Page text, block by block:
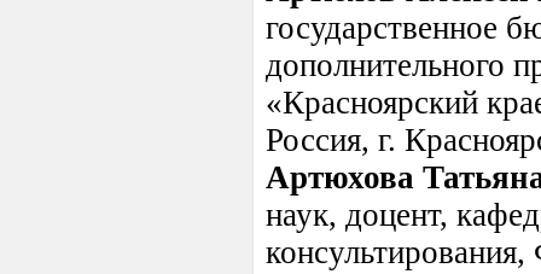
государственное
дополнительного
«Красноярский
Россия, г.
Артюхова
наук, доцент,